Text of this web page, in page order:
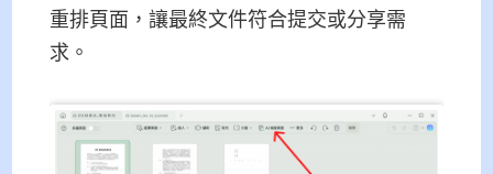
重排頁面，讓最終文件符合提交或分享需
求。